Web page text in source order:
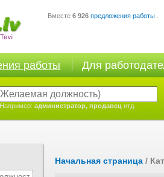
Вместе 6 926 предложения работы
работы Для
Например: администратор, продавец итд.
Начальная страница /